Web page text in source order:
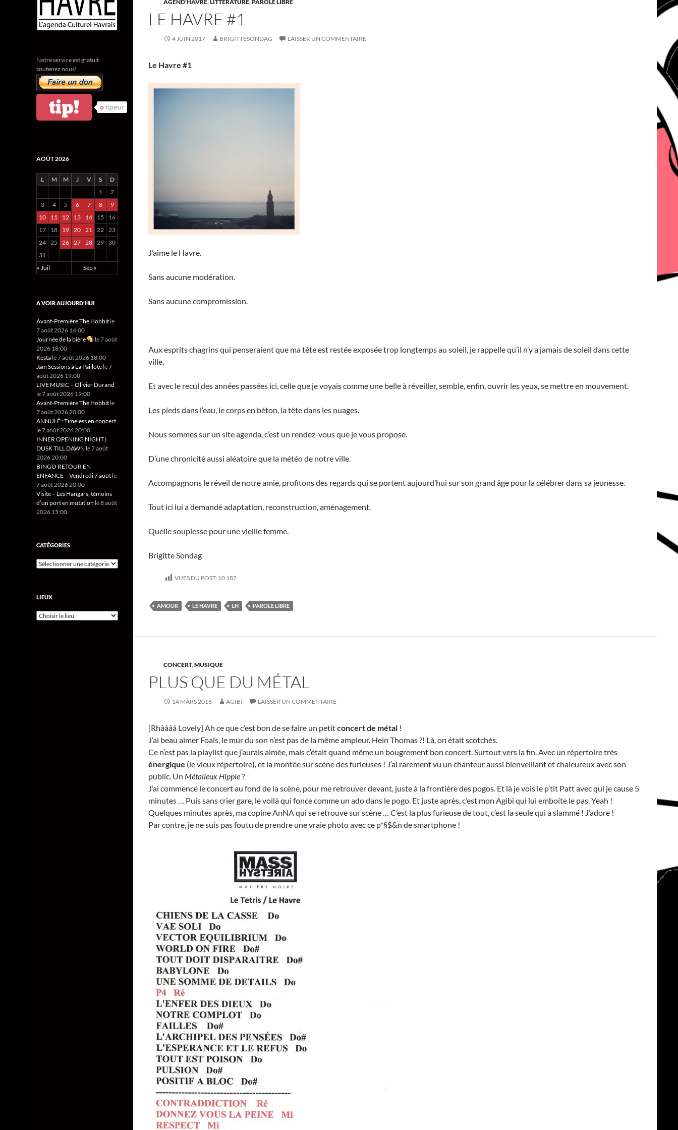
AGEND'HAVRE,LITTÉRATURE,PAROLE LIBRE
LE HAVRE #1
4 JUIN 2017 BRIGITTESONDAG LAISSER UN COMMENTAIRE
Le Havre #1
J’aime le Havre.
Sans aucune modération.
Sans aucune compromission.
Aux esprits chagrins qui penseraient que ma tête est restée exposée trop longtemps au soleil, je rappelle qu’il n’y a jamais de soleil dans cette
ville.
Et avec le recul des années passées ici, celle que je voyais comme une belle à réveiller, semble, enfin, ouvrir les yeux, se mettre en mouvement.
Les pieds dans l’eau, le corps en béton, la tête dans les nuages.
Nous sommes sur un site agenda, c’est un rendez-vous que je vous propose.
D’une chronicité aussi aléatoire que la météo de notre ville.
Accompagnons le réveil de notre amie, profitons des regards qui se portent aujourd’hui sur son grand âge pour la célébrer dans sa jeunesse.
Tout ici lui a demandé adaptation, reconstruction, aménagement.
Quelle souplesse pour une vieille femme.
Brigitte Sondag
VUES DU POST: 10 187
AMOUR LE HAVRE LH PAROLE LIBRE
CONCERT,MUSIQUE
PLUS QUE DU MÉTAL
14 MARS 2016 AGIBI LAISSER UN COMMENTAIRE
[Rhââââ Lovely] Ah ce que c’est bon de se faire un petitconcert de métal !
J’ai beau aimer Foals, le mur du son n’est pas de la même ampleur. Hein Thomas ?! Là, on était scotchés.
Ce n’est pas la playlist que j’aurais aimée, mais c’était quand même un bougrement bon concert. Surtout vers la fin. Avec un répertoire très
énergique (le vieux répertoire), et la montée sur scène des furieuses ! J’ai rarement vu un chanteur aussi bienveillant et chaleureux avec son
public. Un Métalleux Hippie?
J’ai commencé le concert au fond de la scène, pour me retrouver devant, juste à la frontière des pogos. Et là je vois le p’tit Patt avec qui je cause 5
minutes … Puis sans crier gare, le voilà qui fonce comme un ado dans le pogo. Et juste après, c’est mon Agibi qui lui emboite le pas. Yeah !
Quelques minutes après, ma copine AnNA qui se retrouve sur scène … C’est la plus furieuse de tout, c’est la seule qui a slammé ! J’adore !
Par contre, je ne suis pas foutu de prendre une vraie photo avec ce p*§$&n de smartphone !
Notre service est gratuit
soutenez nous!
tip! 0 tipeur
AOÛT 2026
L M M J V S
D
1
2
3
4 5 6 7 8
9
10
11 12 13 14 15
16
17
18 19 20 21 22 23
24 25 26 27 28 29
30
31
« Juil
Sep »
A VOIR AUJOURD’HUI
Avant-Première The Hobbit le
7 août 2026 14:00
Journée de la bière
le 7 août
2026 18:00
Kesta le 7 août 2026 18:00
Jam Sessions à La Paillote le 7
août 2026 19:00
LIVE MUSIC – Olivier Durand
le 7 août 2026 19:00
Avant-Première The Hobbit le
7 août 2026 20:00
ANNULÉ : Timeless en concert
le 7 août 2026 20:00
INNER OPENING NIGHT |
DUSK TILL DAWN le 7 août
2026 20:00
BINGO RETOUR EN
ENFANCE – Vendredi 7 août le
7 août 2026 20:00
Visite – Les Hangars, témoins
d’un port en mutation le 8 août
2026 15:00
CATÉGORIES
LIEUX